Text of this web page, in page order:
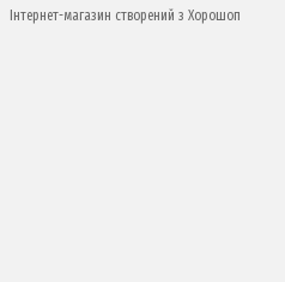
Інтернет-магазин створений з Хорошоп